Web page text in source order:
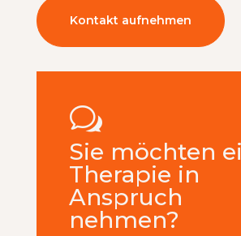
Kontakt aufnehmen
w
Sie möchten
Therapie in
Anspruch
nehmen?